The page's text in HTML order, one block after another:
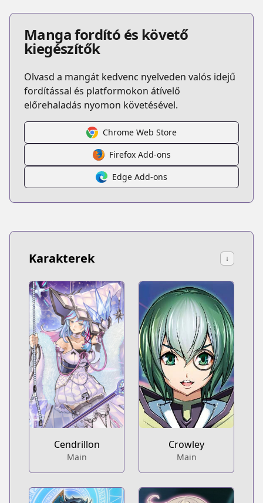
Manga fordító és követő
kiegészítők
Olvasd a mangát kedvenc nyelveden valós idejű
fordítással és platformokon átívelő
előrehaladás nyomon követésével.
Chrome Web Store
Firefox Add-ons
Edge Add-ons
Karakterek ↓
Cendrillon
Main
Crowley
Main